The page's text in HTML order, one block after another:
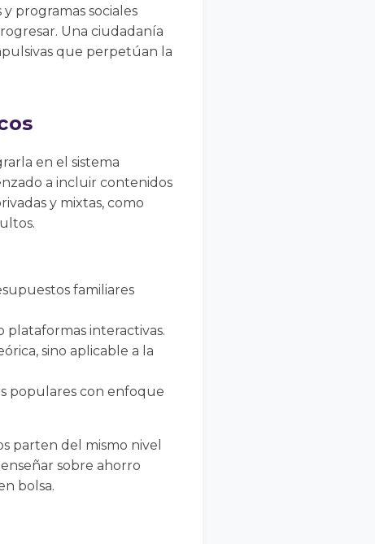
programas sociales
Una ciudadanía
que perpetúan la
en el sistema
a incluir contenidos
y mixtas, como
familiares
plataformas interactivas.
sino aplicable a la
populares con enfoque
parten del mismo nivel
sobre ahorro
bolsa.